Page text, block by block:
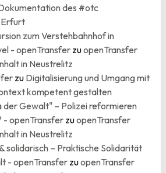
des #otc
Erfurt
zum Verstehbahnhof in
- openTransfer zuopenTransfer
in Neustrelitz
zu Digitalisierung und Umgang mit
kompetent gestalten
der Gewalt" – Polizei reformieren
- openTransfer zuopenTransfer
in Neustrelitz
solidarisch – Praktische Solidarität
- openTransferzuopenTransfer